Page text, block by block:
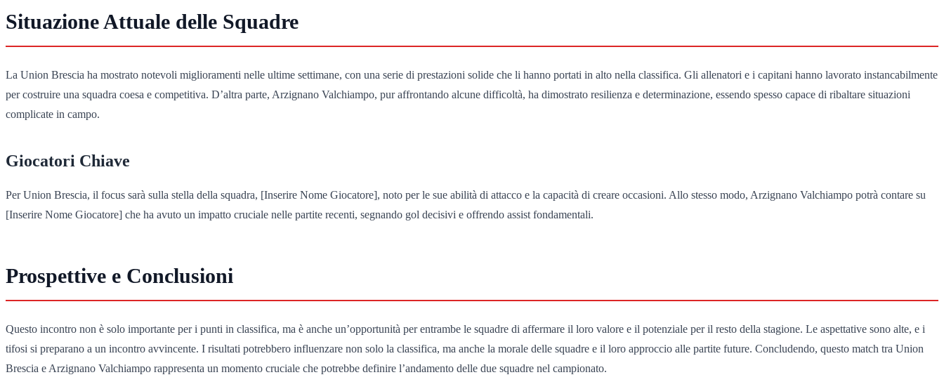
Situazione Attuale delle Squadre
La Union Brescia ha mostrato notevoli miglioramenti nelle ultime settimane, con una serie di prestazioni solide che li hanno portati in alto nella classifica. Gli allenatori e i capitani hanno lavorato instancabilmente
per costruire una squadra coesa e competitiva. D’altra parte, Arzignano Valchiampo, pur affrontando alcune difficoltà, ha dimostrato resilienza e determinazione, essendo spesso capace di ribaltare situazioni
complicate in campo.
Giocatori Chiave
Per Union Brescia, il focus sarà sulla stella della squadra, [Inserire Nome Giocatore], noto per le sue abilità di attacco e la capacità di creare occasioni. Allo stesso modo, Arzignano Valchiampo potrà contare su
[Inserire Nome Giocatore] che ha avuto un impatto cruciale nelle partite recenti, segnando gol decisivi e offrendo assist fondamentali.
Prospettive e Conclusioni
Questo incontro non è solo importante per i punti in classifica, ma è anche un’opportunità per entrambe le squadre di affermare il loro valore e il potenziale per il resto della stagione. Le aspettative sono alte, e i
tifosi si preparano a un incontro avvincente. I risultati potrebbero influenzare non solo la classifica, ma anche la morale delle squadre e il loro approccio alle partite future. Concludendo, questo match tra Union
Brescia e Arzignano Valchiampo rappresenta un momento cruciale che potrebbe definire l’andamento delle due squadre nel campionato.